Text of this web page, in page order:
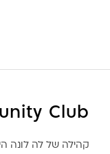
Club
קהילה של לה לונה